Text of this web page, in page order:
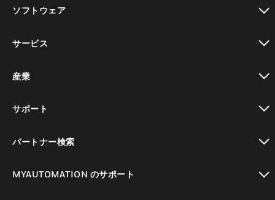
ソフトウェア
サービス
産業
サポート
パートナー検索
MYAUTOMATION のサポート